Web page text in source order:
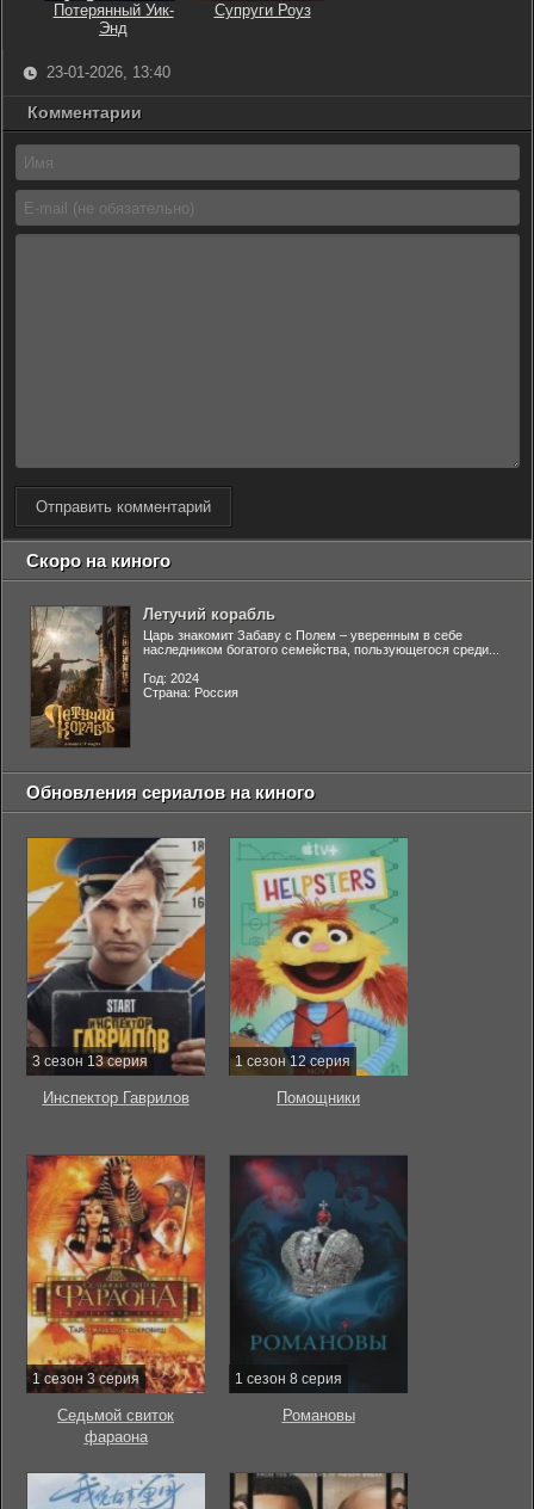
Потерянный Уик-
Энд
Супруги Роуз
23-01-2026, 13:40
Комментарии
Отправить комментарий
Скоро на киного
Летучий корабль
Царь знакомит Забаву с Полем – уверенным в себе
наследником богатого семейства, пользующегося среди...
Год: 2024
Страна: Россия
Обновления сериалов на киного
3 сезон 13 серия
Инспектор Гаврилов
1 сезон 12 серия
Помощники
1 сезон 3 серия
Седьмой свиток
фараона
1 сезон 8 серия
Романовы